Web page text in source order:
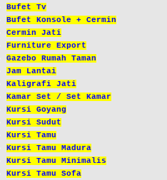
Bufet Tv
Bufet Konsole + Cermin
Cermin Jati
Furniture Export
Gazebo Rumah Taman
Jam Lantai
Kaligrafi Jati
Kamar Set / Set Kamar
Kursi Goyang
Kursi Sudut
Kursi Tamu
Kursi Tamu Madura
Kursi Tamu Minimalis
Kursi Tamu Sofa